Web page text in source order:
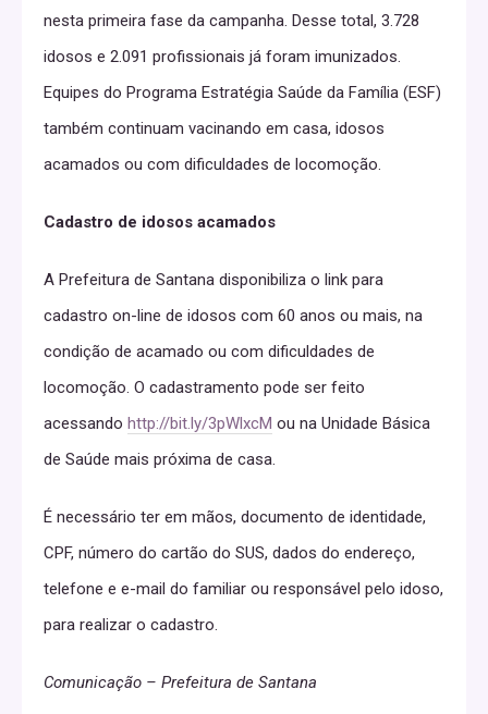
nesta primeira fase da campanha. Desse total, 3.728
idosos e 2.091 profissionais já foram imunizados.
Equipes do Programa Estratégia Saúde da Família (ESF)
também continuam vacinando em casa, idosos
acamados ou com dificuldades de locomoção.
Cadastro de idosos acamados
A Prefeitura de Santana disponibiliza o link para
cadastro on-line de idosos com 60 anos ou mais, na
condição de acamado ou com dificuldades de
locomoção. O cadastramento pode ser feito
acessando http://bit.ly/3pWlxcM ou na Unidade Básica
de Saúde mais próxima de casa.
É necessário ter em mãos, documento de identidade,
CPF, número do cartão do SUS, dados do endereço,
telefone e e-mail do familiar ou responsável pelo idoso,
para realizar o cadastro.
Comunicação – Prefeitura de Santana